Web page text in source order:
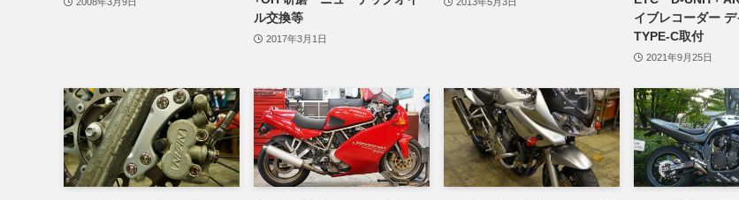
ル交換等
2017年3月1日
イブレコーダー
TYPE-C取付
2021年9月25日